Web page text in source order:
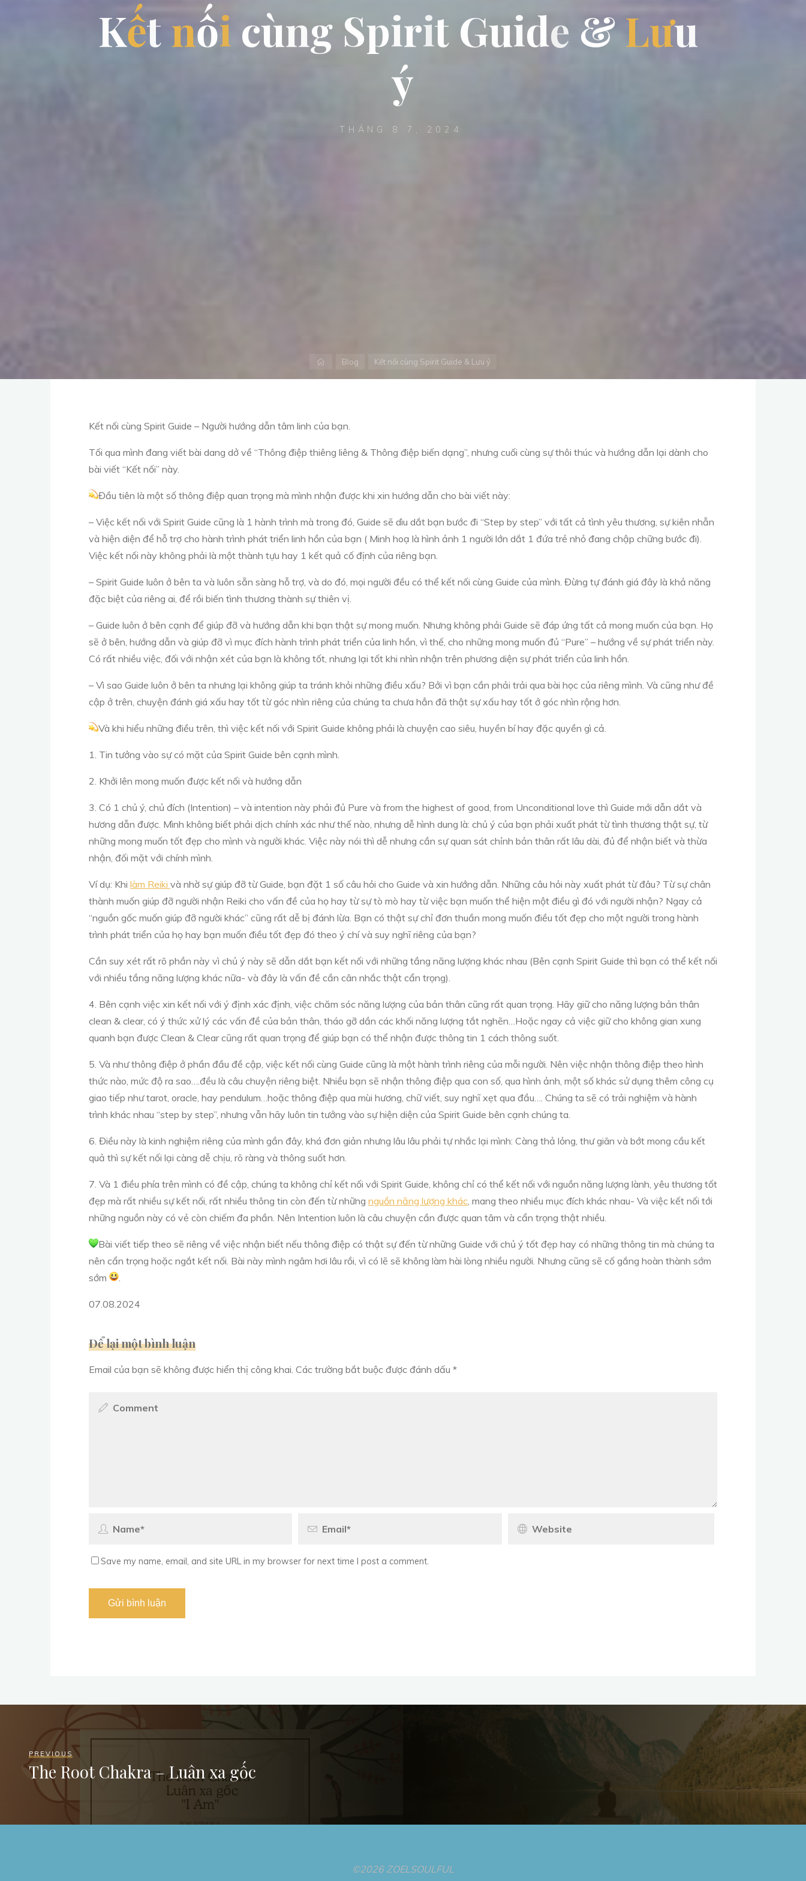
Kết nối cùng Spirit Guide & Lưu
ý
THÁNG 8 7, 2024
HomeBlog Kết nối cùng Spirit Guide & Lưu ý
Kết nối cùng Spirit Guide – Người hướng dẫn tâm linh của bạn.
Tối qua mình đang viết bài dang dở về “Thông điệp thiêng liêng & Thông điệp biến dạng”, nhưng cuối cùng sự thôi thúc và hướng dẫn lại dành cho
bài viết “Kết nối” này.
Đầu tiên là một số thông điệp quan trọng mà mình nhận được khi xin hướng dẫn cho bài viết này:
– Việc kết nối với Spirit Guide cũng là 1 hành trình mà trong đó, Guide sẽ dìu dắt bạn bước đi “Step by step” với tất cả tình yêu thương, sự kiên nhẫn
và hiện diện để hỗ trợ cho hành trình phát triển linh hồn của bạn ( Minh hoạ là hình ảnh 1 người lớn dắt 1 đứa trẻ nhỏ đang chập chững bước đi).
Việc kết nối này không phải là một thành tựu hay 1 kết quả cố định của riêng bạn.
– Spirit Guide luôn ở bên ta và luôn sẵn sàng hỗ trợ, và do đó, mọi người đều có thể kết nối cùng Guide của mình. Đừng tự đánh giá đây là khả năng
đặc biệt của riêng ai, để rồi biến tình thương thành sự thiên vị.
– Guide luôn ở bên cạnh để giúp đỡ và hướng dẫn khi bạn thật sự mong muốn. Nhưng không phải Guide sẽ đáp ứng tất cả mong muốn của bạn. Họ
sẽ ở bên, hướng dẫn và giúp đỡ vì mục đích hành trình phát triển của linh hồn, vì thế, cho những mong muốn đủ “Pure” – hướng về sự phát triển này.
Có rất nhiều việc, đối với nhận xét của bạn là không tốt, nhưng lại tốt khi nhìn nhận trên phương diện sự phát triển của linh hồn.
– Vì sao Guide luôn ở bên ta nhưng lại không giúp ta tránh khỏi những điều xấu? Bởi vì bạn cần phải trải qua bài học của riêng mình. Và cũng như đề
cập ở trên, chuyện đánh giá xấu hay tốt từ góc nhìn riêng của chúng ta chưa hẳn đã thật sự xấu hay tốt ở góc nhìn rộng hơn.
Và khi hiểu những điều trên, thì việc kết nối với Spirit Guide không phải là chuyện cao siêu, huyền bí hay đặc quyền gì cả.
1. Tin tưởng vào sự có mặt của Spirit Guide bên cạnh mình.
2. Khởi lên mong muốn được kết nối và hướng dẫn
3. Có 1 chủ ý, chủ đích (Intention) – và intention này phải đủ Pure và from the highest of good, from Unconditional love thì Guide mới dẫn dắt và
hương dẫn được. Mình không biết phải dịch chính xác như thế nào, nhưng dễ hình dung là: chủ ý của bạn phải xuất phát từ tình thương thật sự, từ
những mong muốn tốt đẹp cho mình và người khác. Việc này nói thì dễ nhưng cần sự quan sát chỉnh bản thân rất lâu dài, đủ để nhận biết và thừa
nhận, đối mặt với chính mình.
Ví dụ: Khi làm Reiki và nhờ sự giúp đỡ từ Guide, bạn đặt 1 số câu hỏi cho Guide và xin hướng dẫn. Những câu hỏi này xuất phát từ đâu? Từ sự chân
thành muốn giúp đỡ người nhận Reiki cho vấn đề của họ hay từ sự tò mò hay từ việc bạn muốn thể hiện một điều gì đó với người nhận? Ngay cả
“nguồn gốc muốn giúp đỡ người khác” cũng rất dễ bị đánh lừa. Bạn có thật sự chỉ đơn thuần mong muốn điều tốt đẹp cho một người trong hành
trình phát triển của họ hay bạn muốn điều tốt đẹp đó theo ý chí và suy nghĩ riêng của bạn?
Cần suy xét rất rõ phần này vì chủ ý này sẽ dẫn dắt bạn kết nối với những tầng năng lượng khác nhau (Bên cạnh Spirit Guide thì bạn có thể kết nối
với nhiều tầng năng lượng khác nữa- và đây là vấn đề cần cân nhắc thật cẩn trọng).
4. Bên cạnh việc xin kết nối với ý định xác định, việc chăm sóc năng lượng của bản thân cũng rất quan trọng. Hãy giữ cho năng lượng bản thân
clean & clear, có ý thức xử lý các vấn đề của bản thân, tháo gỡ dần các khối năng lượng tắt nghẽn…Hoặc ngay cả việc giữ cho không gian xung
quanh bạn được Clean & Clear cũng rất quan trọng để giúp bạn có thể nhận được thông tin 1 cách thông suốt.
5. Và như thông điệp ở phần đầu đề cập, việc kết nối cùng Guide cũng là một hành trình riêng của mỗi người. Nên việc nhận thông điệp theo hình
thức nào, mức độ ra sao….đều là câu chuyện riêng biệt. Nhiều bạn sẽ nhận thông điệp qua con số, qua hình ảnh, một số khác sử dụng thêm công cụ
giao tiếp như tarot, oracle, hay pendulum…hoặc thông điệp qua mùi hương, chữ viết, suy nghĩ xẹt qua đầu…. Chúng ta sẽ có trải nghiệm và hành
trình khác nhau “step by step”, nhưng vẫn hãy luôn tin tưởng vào sự hiện diện của Spirit Guide bên cạnh chúng ta.
6. Điều này là kinh nghiệm riêng của mình gần đây, khá đơn giản nhưng lâu lâu phải tự nhắc lại mình: Càng thả lỏng, thư giãn và bớt mong cầu kết
quả thì sự kết nối lại càng dễ chịu, rõ ràng và thông suốt hơn.
7. Và 1 điều phía trên mình có đề cập, chúng ta không chỉ kết nối với Spirit Guide, không chỉ có thể kết nối với nguồn năng lượng lành, yêu thương tốt
đẹp mà rất nhiều sự kết nối, rất nhiều thông tin còn đến từ những nguồn năng lượng khác, mang theo nhiều mục đích khác nhau- Và việc kết nối tới
những nguồn này có vẻ còn chiếm đa phần. Nên Intention luôn là câu chuyện cần được quan tâm và cẩn trọng thật nhiều.
Bài viết tiếp theo sẽ riêng về việc nhận biết nếu thông điệp có thật sự đến từ những Guide với chủ ý tốt đẹp hay có những thông tin mà chúng ta
nên cẩn trọng hoặc ngắt kết nối. Bài này mình ngâm hơi lâu rồi, vì có lẽ sẽ không làm hài lòng nhiều người. Nhưng cũng sẽ cố gắng hoàn thành sớm
sớm
.
07.08.2024
Để lại một bình luận
Email của bạn sẽ không được hiển thị công khai. Các trường bắt buộc được đánh dấu *
Save my name, email, and site URL in my browser for next time I post a comment.
PREVIOUS
The Root Chakra – Luân xa gốc
©2026 ZOELSOULFUL